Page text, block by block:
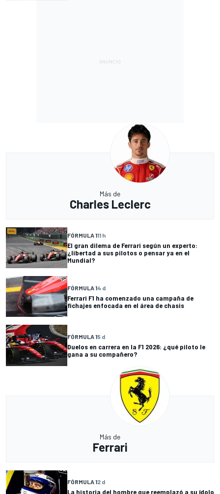
Más de
Charles Leclerc
FÓRMULA 111 h
El gran dilema de Ferrari según un experto:
¿libertad a sus pilotos o pensar ya en el
Mundial?
FÓRMULA 14 d
Ferrari F1 ha comenzado una campaña de
fichajes enfocada en el área de chasis
FÓRMULA 15 d
Duelos en carrera en la F1 2026: ¿qué piloto le
gana a su compañero?
Más de
Ferrari
FÓRMULA 12 d
La historia del hombre que reemplazó a su ídolo